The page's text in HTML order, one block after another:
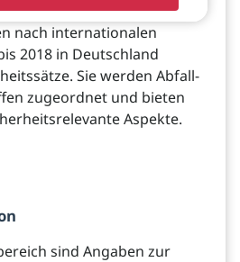
nach internationalen
2018 in Deutschland
Sie werden Abfall-
zugeordnet und bieten
Aspekte.
sind Angaben zur